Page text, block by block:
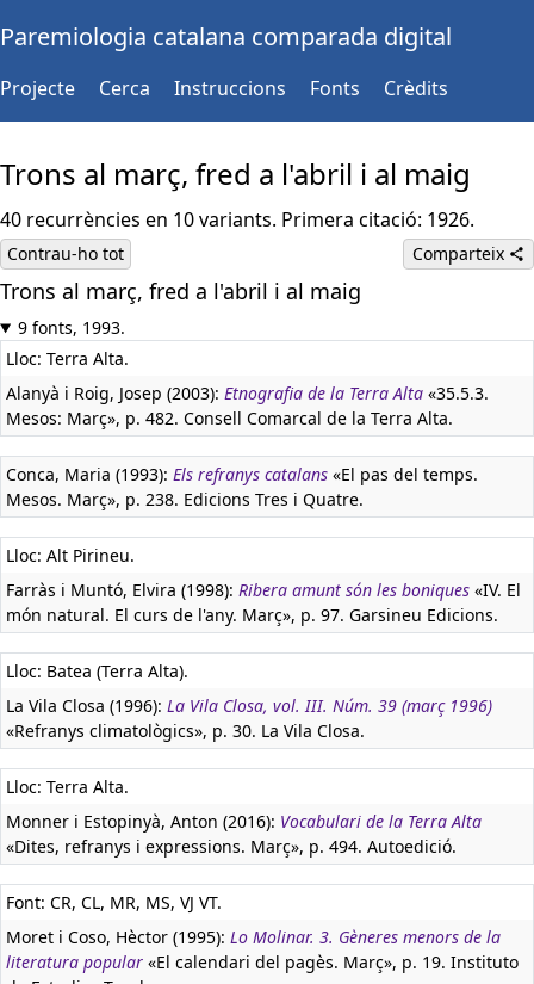
Paremiologia catalana comparada digital
Projecte Cerca Instruccions Fonts Crèdits
Trons al març, fred a l'abril i al maig
40 recurrències en 10 variants. Primera citació: 1926.
Contrau-ho tot Comparteix
Trons al març, fred a l'abril i al maig
9 fonts, 1993.
Lloc: Terra Alta.
Alanyà i Roig, Josep (2003): Etnografia de la Terra Alta «35.5.3.
Mesos: Març», p. 482. Consell Comarcal de la Terra Alta.
Conca, Maria (1993): Els refranys catalans «El pas del temps.
Mesos. Març», p. 238. Edicions Tres i Quatre.
Lloc: Alt Pirineu.
Farràs i Muntó, Elvira (1998): Ribera amunt són les boniques «IV. El
món natural. El curs de l'any. Març», p. 97. Garsineu Edicions.
Lloc: Batea (Terra Alta).
La Vila Closa (1996): La Vila Closa, vol. III. Núm. 39 (març 1996)
«Refranys climatològics», p. 30. La Vila Closa.
Lloc: Terra Alta.
Monner i Estopinyà, Anton (2016): Vocabulari de la Terra Alta
«Dites, refranys i expressions. Març», p. 494. Autoedició.
Font: CR, CL, MR, MS, VJ VT.
Moret i Coso, Hèctor (1995): Lo Molinar. 3. Gèneres menors de la
literatura popular «El calendari del pagès. Març», p. 19. Instituto